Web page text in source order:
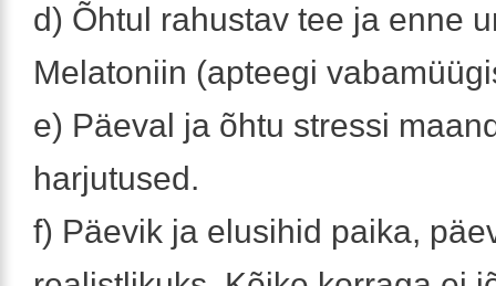
d) Õhtul rahustav tee ja enne
Melatoniin (apteegi
e) Päeval ja õhtu stressi
harjutused.
f) Päevik ja elusihid paika,